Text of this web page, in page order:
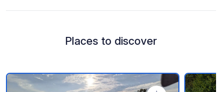
Places to discover